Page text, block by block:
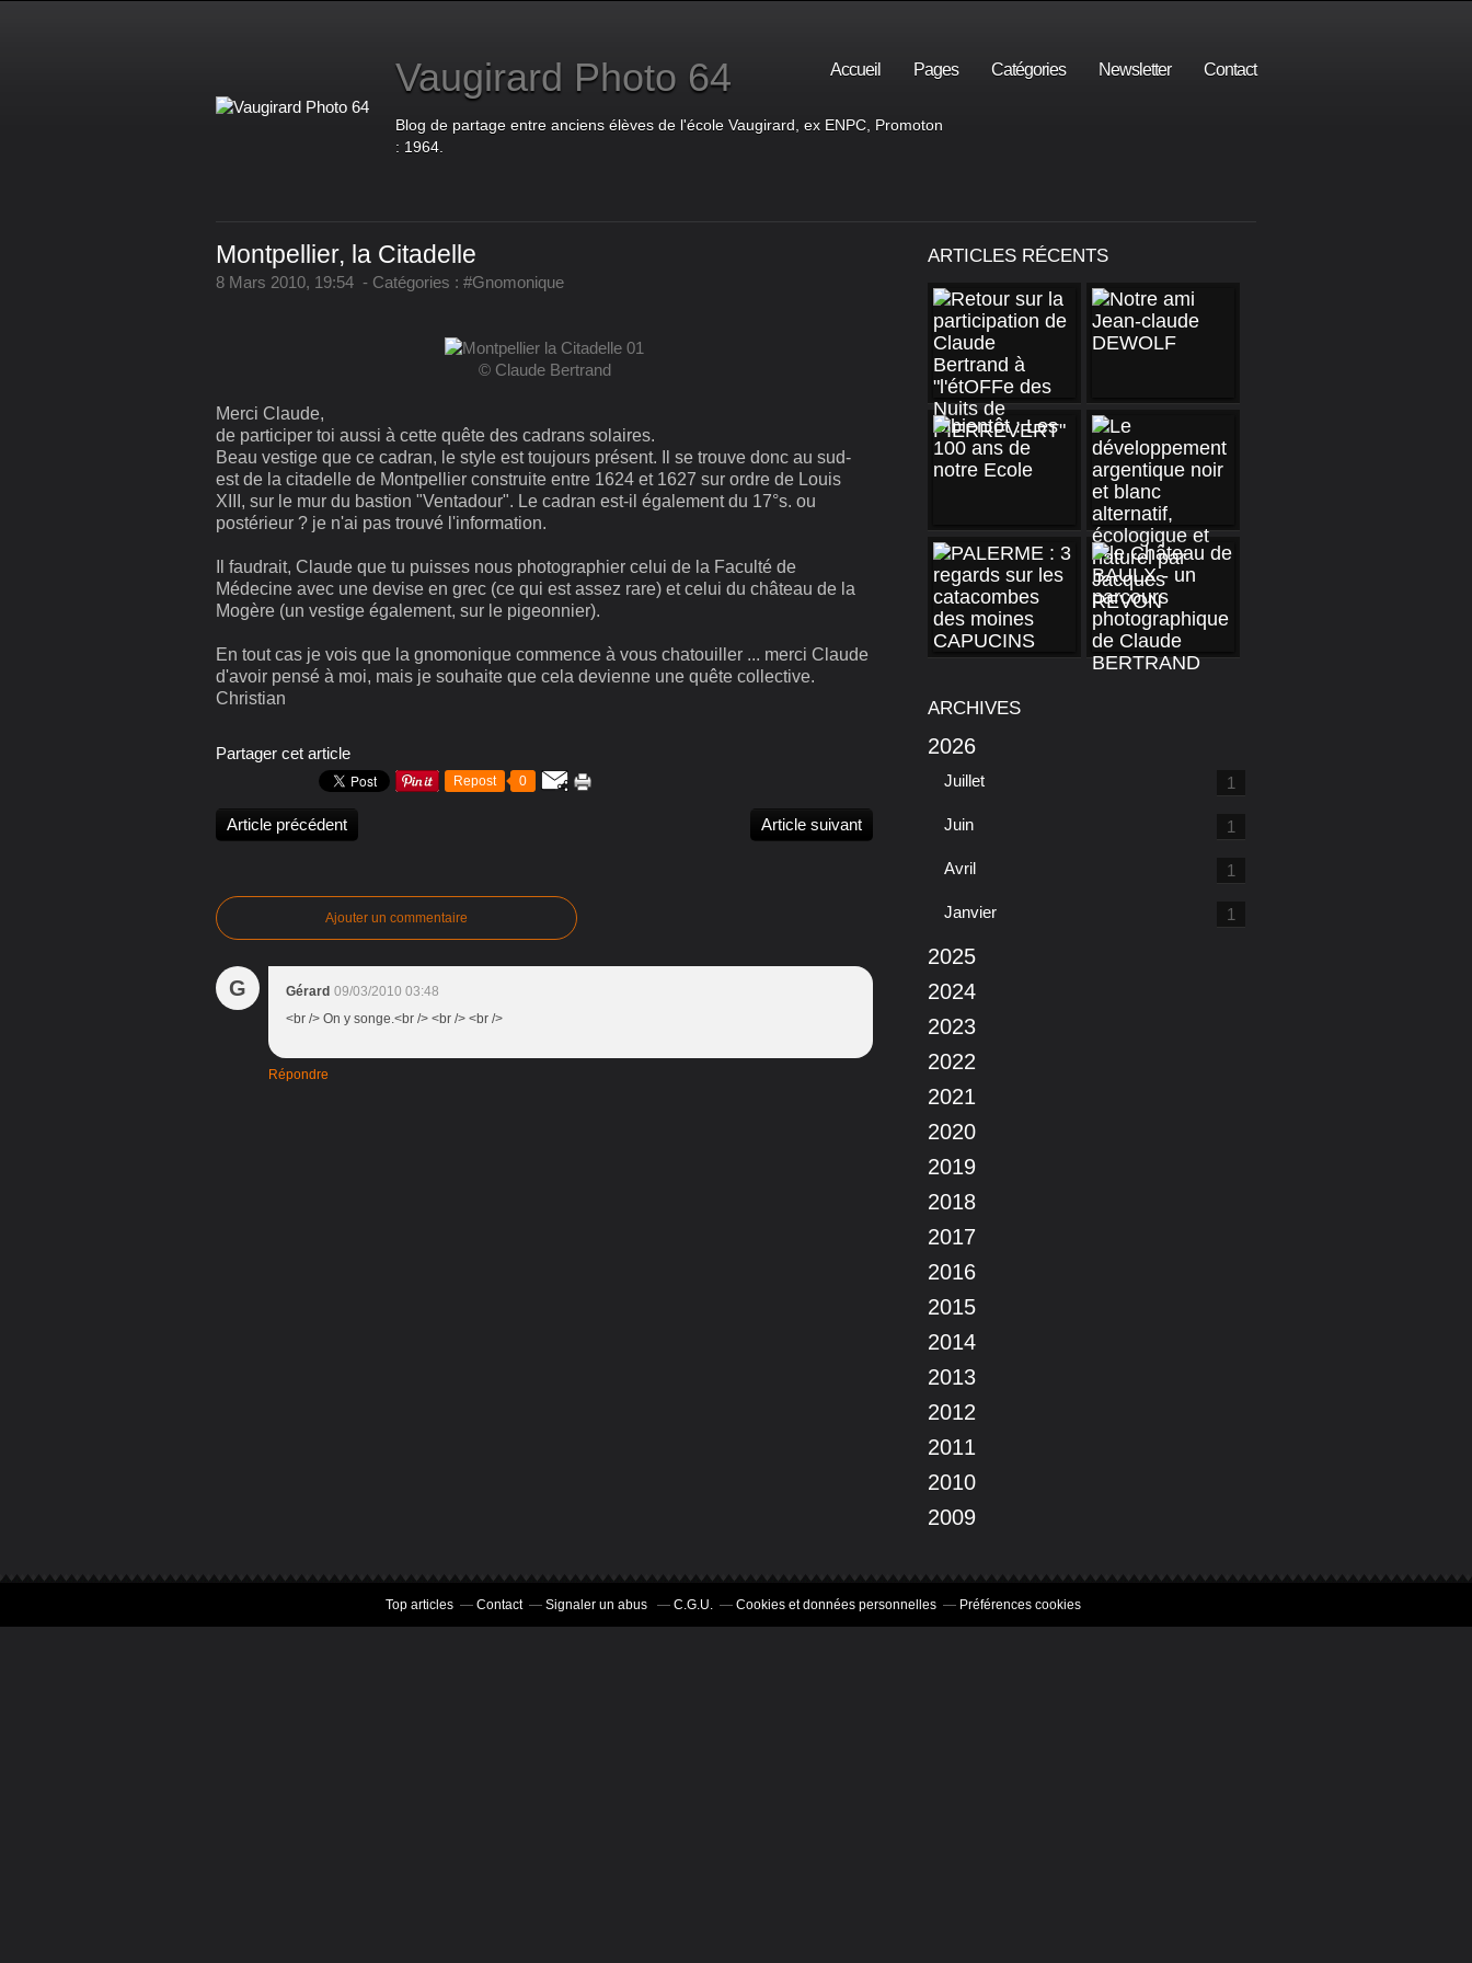
Vaugirard Photo 64
Blog de partage entre anciens élèves de l'école Vaugirard, ex ENPC, Promoton
: 1964.
Accueil Pages Catégories Newsletter Contact
Montpellier, la Citadelle
8 Mars 2010, 19:54 - Catégories : #Gnomonique
© Claude Bertrand
Merci Claude,
de participer toi aussi à cette quête des cadrans solaires.
Beau vestige que ce cadran, le style est toujours présent. Il se trouve donc au sud-
est de la citadelle de Montpellier construite entre 1624 et 1627 sur ordre de Louis
XIII, sur le mur du bastion "Ventadour". Le cadran est-il également du 17°s. ou
postérieur ? je n'ai pas trouvé l'information.
Il faudrait, Claude que tu puisses nous photographier celui de la Faculté de
Médecine avec une devise en grec (ce qui est assez rare) et celui du château de la
Mogère (un vestige également, sur le pigeonnier).
En tout cas je vois que la gnomonique commence à vous chatouiller ... merci Claude
d'avoir pensé à moi, mais je souhaite que cela devienne une quête collective.
Christian
Partager cet article
Repost 0
Article précédent Article suivant
Ajouter un commentaire
G Gérard 09/03/2010 03:48
<br /> On y songe.<br /> <br /> <br />
Répondre
ARTICLES RÉCENTS
ARCHIVES
2026
Juillet 1
Juin 1
Avril 1
Janvier 1
2025
2024
2023
2022
2021
2020
2019
2018
2017
2016
2015
2014
2013
2012
2011
2010
2009
Top articles Contact Signaler un abus C.G.U. Cookies et données personnelles Préférences cookies